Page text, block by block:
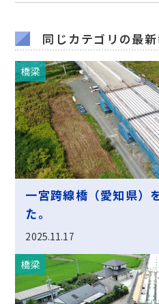
同じカテゴリの最
橋梁
一宮跨線橋（愛知県）
た。
2025.11.17
橋梁